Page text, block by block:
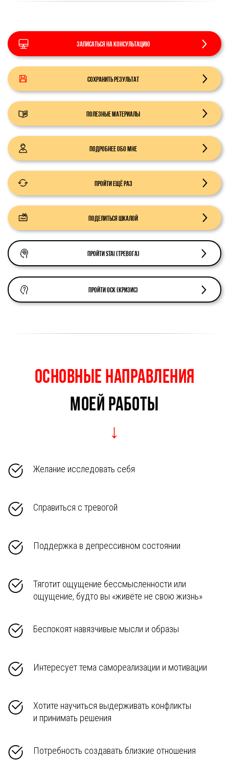
Записаться на консультацию
Сохранить результат
Полезные материалы
Подробнее обо мне
Пройти ещё раз
Поделиться шкалой
Пройти STAI (тревога)
Пройти ОСК (кризис)
Основные НАПРАВЛЕНИЯ
МОЕЙ РАБОТЫ
↓
Желание исследовать себя
Справиться с тревогой
Поддержка в депрессивном состоянии
Тяготит ощущение бессмысленности или
ощущение, будто вы «живёте не свою жизнь»
Беспокоят навязчивые мысли и образы
Интересует тема самореализации и мотивации
Хотите научиться выдерживать конфликты
и принимать решения
Потребность создавать близкие отношения